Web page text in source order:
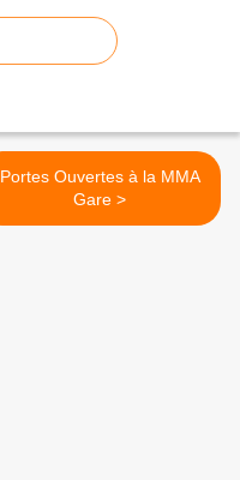
Portes Ouvertes à la MMA
Gare >